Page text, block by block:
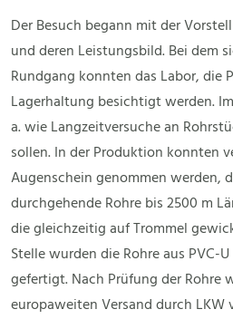
Der Besuch begann mit der
und deren Leistungsbild. Bei dem
Rundgang konnten das Labor, die
Lagerhaltung besichtigt werden.
a. wie Langzeitversuche an
sollen. In der Produktion konnten
Augenschein genommen werden,
durchgehende Rohre bis 2500 m
die gleichzeitig auf Trommel
Stelle wurden die Rohre aus PVC-
gefertigt. Nach Prüfung der Rohre
europaweiten Versand durch LKW